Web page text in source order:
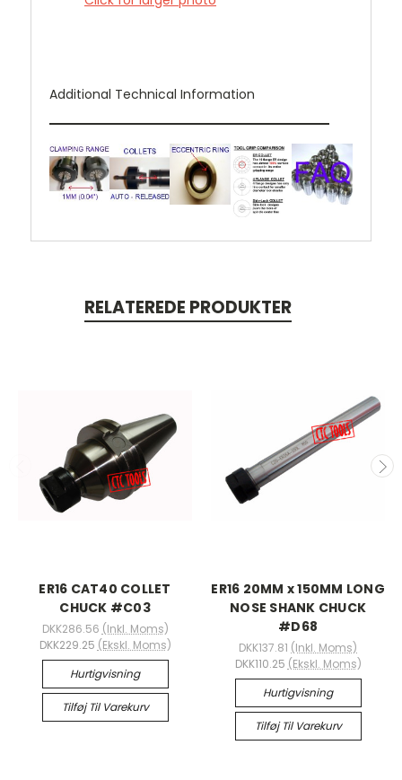
Additional Technical Information
RELATEREDE PRODUKTER
ER16 CAT40 COLLET
CHUCK #C03
DKK286.56 (Inkl. Moms)
DKK229.25 (Ekskl. Moms)
Hurtigvisning
Tilføj Til Varekurv
ER16 20MM x 150MM LONG
NOSE SHANK CHUCK
#D68
DKK137.81 (Inkl. Moms)
DKK110.25 (Ekskl. Moms)
Hurtigvisning
Tilføj Til Varekurv